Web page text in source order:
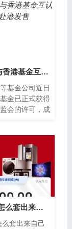
首批内地与香港基金互认 四公募获准赴港发售
基金公司近日
金已正式获得
会的许可，成
详解:白条怎么套出来自己用方法,2022套白条精选教程
套出来自己